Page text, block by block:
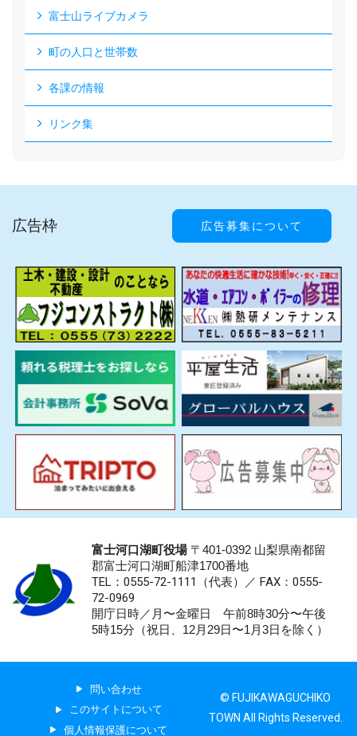
富士山ライブカメラ
町の人口と世帯数
各課の情報
リンク集
広告枠 広告募集について
富士河口湖町役場〒401-0392 山梨県南都留
郡富士河口湖町船津1700番地
TEL：0555-72-1111 （代表）／ FAX：0555-
72-0969
開庁日時／月〜金曜日 午前8時30分〜午後
5時15分（祝日、12月29日〜1月3日を除く）
問い合わせ
このサイトについて
個人情報保護について
© FUJIKAWAGUCHIKO
TOWN All Rights Reserved.